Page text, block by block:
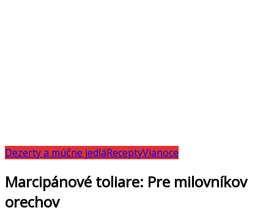
Dezerty a múčne jedláReceptyVianoce
Marcipánové toliare: Pre milovníkov
orechov